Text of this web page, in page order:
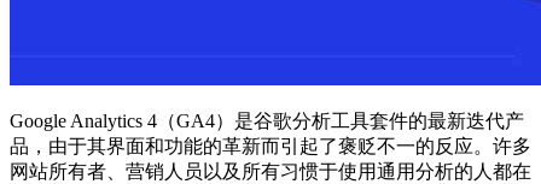
Google Analytics 4（GA4）是谷歌分析工具套件的最新迭代产
品，由于其界面和功能的革新而引起了褒贬不一的反应。许多
网站所有者、营销人员以及所有习惯于使用通用分析的人都在